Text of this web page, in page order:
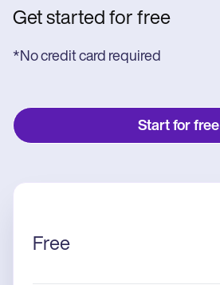
Get started for free
*No credit card required
Start for free
Free